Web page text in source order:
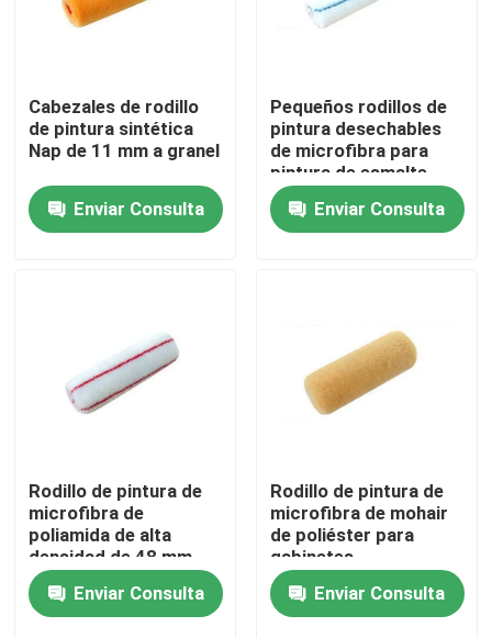
Sobre nosotros
Visita a la fábrica
noticias
Todos los casos
Cepillo de pintura de casa
Cabezales de rodillo
de pintura sintética
Nap de 11 mm a granel
Enviar Consulta
Pequeños rodillos de
pintura desechables
de microfibra para
pintura de esmalte
Enviar Consulta
Rodillo de pintura de
microfibra de
poliamida de alta
densidad de 48 mm
Enviar Consulta
Rodillo de pintura de
microfibra de mohair
de poliéster para
gabinetes
Enviar Consulta